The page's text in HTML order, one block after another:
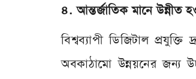
৪. আন্তর্জাতিক মানে উন্নীত
বিশ্বব্যাপী ডিজিটাল
অবকাঠামো উন্নয়নের জন্য